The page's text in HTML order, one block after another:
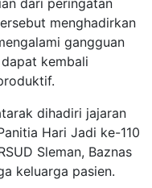
dari peringatan
menghadirkan
gangguan
kembali
dihadiri jajaran
Hari Jadi ke-110
Sleman, Baznas
keluarga pasien.